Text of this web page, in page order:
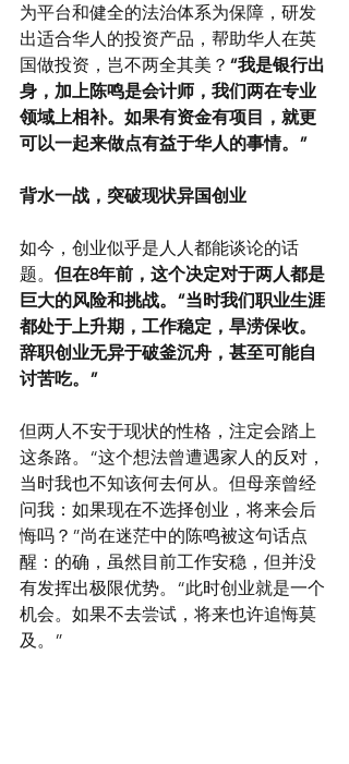
为平台和健全的法治体系为保障，研发
出适合华人的投资产品，帮助华人在英
国做投资，岂不两全其美？ “我是银行出
身，加上陈鸣是会计师，我们两在专业
领域上相补。如果有资金有项目，就更
可以一起来做点有益于华人的事情。”
背水一战，突破现状异国创业
如今，创业似乎是人人都能谈论的话
题。 但在8年前，这个决定对于两人都是
巨大的风险和挑战。“当时我们职业生涯
都处于上升期，工作稳定，旱涝保收。
辞职创业无异于破釜沉舟，甚至可能自
讨苦吃。”
但两人不安于现状的性格，注定会踏上
这条路。“这个想法曾遭遇家人的反对，
当时我也不知该何去何从。但母亲曾经
问我：如果现在不选择创业，将来会后
悔吗？”尚在迷茫中的陈鸣被这句话点
醒：的确，虽然目前工作安稳，但并没
有发挥出极限优势。“此时创业就是一个
机会。如果不去尝试，将来也许追悔莫
及。”